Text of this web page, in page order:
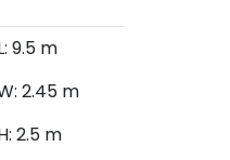
9.5 m
2.45 m
2.5 m